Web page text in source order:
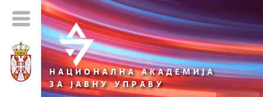
НАЦИОНАЛНА АКАДЕМИЈА
ЗА ЈАВНУ УПРАВУ